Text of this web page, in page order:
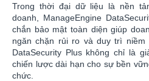
Trong thời đại dữ liệu là nền
doanh, ManageEngine
chắn bảo mật toàn diện giúp
ngăn chặn rủi ro và duy trì
DataSecurity Plus không chỉ là
chiến lược dài hạn cho sự bền
chức.